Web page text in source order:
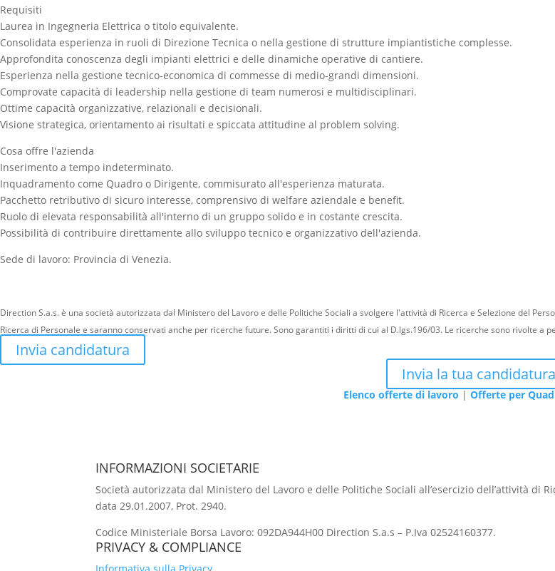
Requisiti
Laurea in Ingegneria Elettrica o titolo equivalente.
Consolidata esperienza in ruoli di Direzione Tecnica o nella gestione di strutture impiantistiche complesse.
Approfondita conoscenza degli impianti elettrici e delle dinamiche operative di cantiere.
Esperienza nella gestione tecnico-economica di commesse di medio-grandi dimensioni.
Comprovate capacità di leadership nella gestione di team numerosi e multidisciplinari.
Ottime capacità organizzative, relazionali e decisionali.
Visione strategica, orientamento ai risultati e spiccata attitudine al problem solving.
Cosa offre l'azienda
Inserimento a tempo indeterminato.
Inquadramento come Quadro o Dirigente, commisurato all'esperienza maturata.
Pacchetto retributivo di sicuro interesse, comprensivo di welfare aziendale e benefit.
Ruolo di elevata responsabilità all'interno di un gruppo solido e in costante crescita.
Possibilità di contribuire direttamente allo sviluppo tecnico e organizzativo dell'azienda.
Sede di lavoro: Provincia di Venezia.
Direction S.a.s. è una società autorizzata dal Ministero del Lavoro e delle Politiche Sociali a svolgere l'attività di Ricerca e Selezione del
Ricerca di Personale e saranno conservati anche per ricerche future. Sono garantiti i diritti di cui al D.lgs.196/03. Le ricerche sono rivolte a
Invia candidatura
Invia la tua candidatura
Elenco offerte di lavoro | Offerte per
INFORMAZIONI SOCIETARIE
Società autorizzata dal Ministero del Lavoro e delle Politiche Sociali all’esercizio dell’attività di
data 29.01.2007, Prot. 2940.
Codice Ministeriale Borsa Lavoro: 092DA944H00 Direction S.a.s – P.Iva 02524160377.
PRIVACY & COMPLIANCE